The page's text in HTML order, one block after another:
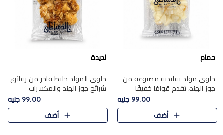
حمام
حلوى مولد تقليدية مصنوعة من
جوز الهند، تقدم قوامًا خفيفًا
ونكهة شرقية أصيلة تجسد روح
الـموسم الأعياد.
99.00 جنيه
أضف
لديدة
حلوى المولد خليط فاخر من رقائق
شرائح جوز الهند والمكسرات
المحمصة، متماسك بشراب حلاوة
الكراميل الخفيفة ليمنحك قرمشة
غنية ومذاقًا شرقيًا أصيلً..
99.00 جنيه
أضف